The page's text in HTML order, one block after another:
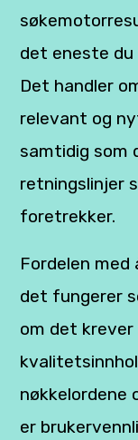
det eneste
Det handler
relevant og
samtidig som
retningslinjer
foretrekker.
Fordelen
det fungerer
om det
nøkkelordene
er